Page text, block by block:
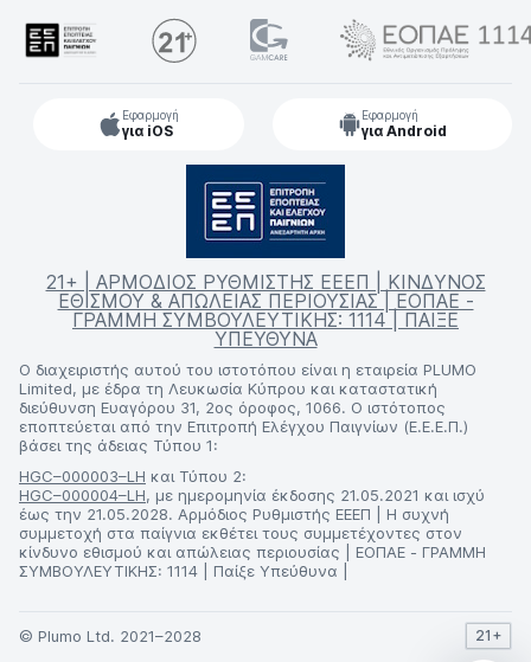
Εφαρμογή
για iOS
Εφαρμογή
για Android
21+ | ΑΡΜΟΔΙΟΣ ΡΥΘΜΙΣΤΗΣ ΕΕΕΠ | ΚΙΝΔΥΝΟΣ
ΕΘΙΣΜΟΥ & ΑΠΩΛΕΙΑΣ ΠΕΡΙΟΥΣΙΑΣ | ΕΟΠΑΕ -
ΓΡΑΜΜΗ ΣΥΜΒΟΥΛΕΥΤΙΚΗΣ: 1114 | ΠΑΙΞΕ
ΥΠΕΥΘΥΝΑ
Ο διαχειριστής αυτού του ιστοτόπου είναι η εταιρεία PLUMO
Limited, με έδρα τη Λευκωσία Κύπρου και καταστατική
διεύθυνση Ευαγόρου 31, 2ος όροφος, 1066. Ο ιστότοπος
εποπτεύεται από την Επιτροπή Ελέγχου Παιγνίων (Ε.Ε.Ε.Π.)
βάσει της άδειας Τύπου 1:
HGC–000003–LH και Τύπου 2:
HGC–000004–LH, με ημερομηνία έκδοσης 21.05.2021 και ισχύ
έως την 21.05.2028. Αρμόδιος Ρυθμιστής ΕΕΕΠ | Η συχνή
συμμετοχή στα παίγνια εκθέτει τους συμμετέχοντες στον
κίνδυνο εθισμού και απώλειας περιουσίας | ΕΟΠΑΕ - ΓΡΑΜΜΗ
ΣΥΜΒΟΥΛΕΥΤΙΚΗΣ: 1114 | Παίξε Υπεύθυνα |
© Plumo Ltd. 2021–2028 21+